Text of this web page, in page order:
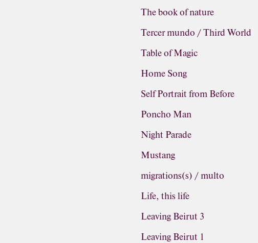
The book of nature
Tercer mundo / Third World
Table of Magic
Home Song
Self Portrait from Before
Poncho Man
Night Parade
Mustang
migrations(s) / multo
Life, this life
Leaving Beirut 3
Leaving Beirut 1